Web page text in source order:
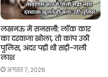
लखनऊ में सनसनी: लॉक कार
का दरवाजा खोला, तो कांप उठी
पुलिस, अंदर पड़ी थी सड़ी-गली
लाश
अगस्त 7, 2026